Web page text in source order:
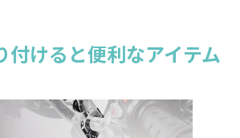
付けると便利なアイテム